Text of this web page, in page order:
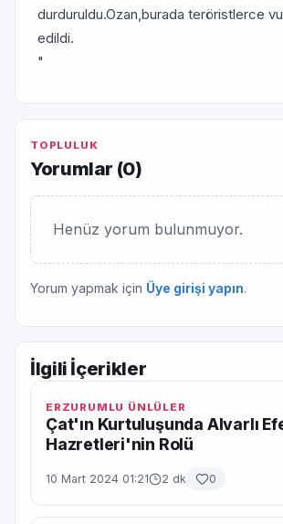
durduruldu.Ozan,burada teröristlerce
edildi.
"
TOPLULUK
Yorumlar (0)
Henüz yorum bulunmuyor.
Yorum yapmak için Üye girişi yapın.
İlgili İçerikler
ERZURUMLU ÜNLÜLER
Çat'ın Kurtuluşunda Alvarlı
Hazretleri'nin Rolü
10 Mart 2024 01:21 2 dk 0